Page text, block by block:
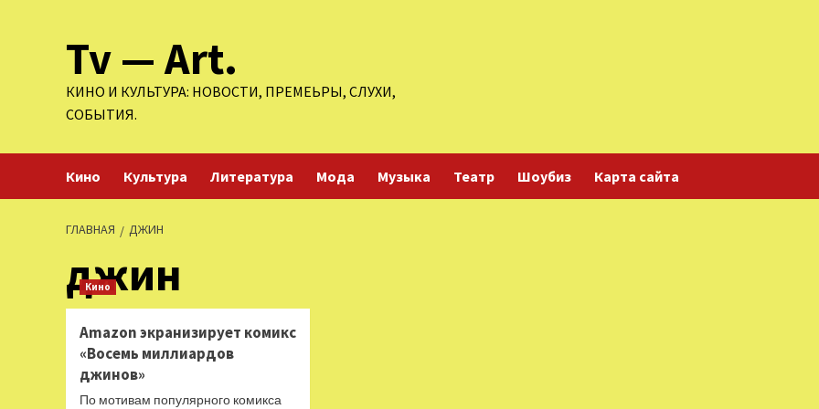
содержимомуTv — Art.
КИНО И КУЛЬТУРА: НОВОСТИ, ПРЕМЕЬРЫ, СЛУХИ,
СОБЫТИЯ.
Кино Культура Литература Мода Музыка Театр Шоубиз Карта сайта
ГЛАВНАЯ ДЖИН
джин
Кино
Amazon экранизирует комикс
«Восемь миллиардов
джинов»
По мотивам популярного комикса